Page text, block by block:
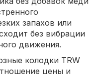
запахов или
без вибрации
движения.
колодки TRW
цены и